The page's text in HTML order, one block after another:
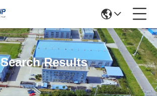
Search Results